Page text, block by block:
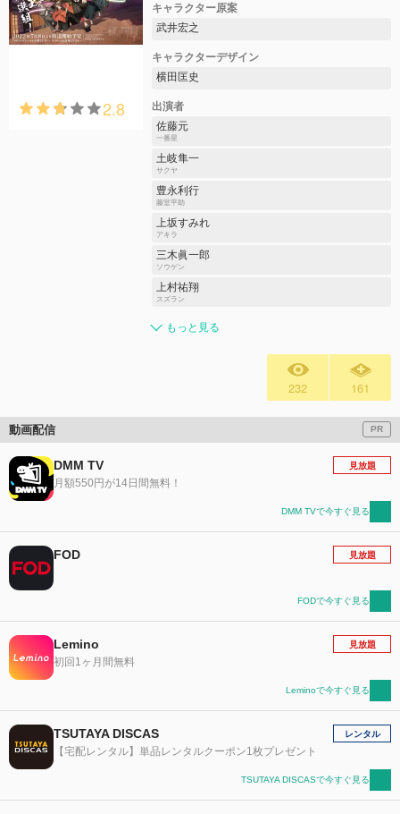
2.8
キャラクター原案
武井宏之
キャラクターデザイン
横田匡史
出演者
佐藤元
一番星
土岐隼一
サクヤ
豊永利行
藤堂平助
上坂すみれ
アキラ
三木眞一郎
ソウゲン
上村祐翔
スズラン
もっと見る
232 161
動画配信 PR
DMM TV
月額550円が14日間無料！
見放題
DMM TVで今すぐ見る
FOD 見放題
FODで今すぐ見る
Lemino
初回1ヶ月間無料
見放題
Leminoで今すぐ見る
TSUTAYA DISCAS
【宅配レンタル】単品レンタルクーポン1枚プレゼント
レンタル
TSUTAYA DISCASで今すぐ見る